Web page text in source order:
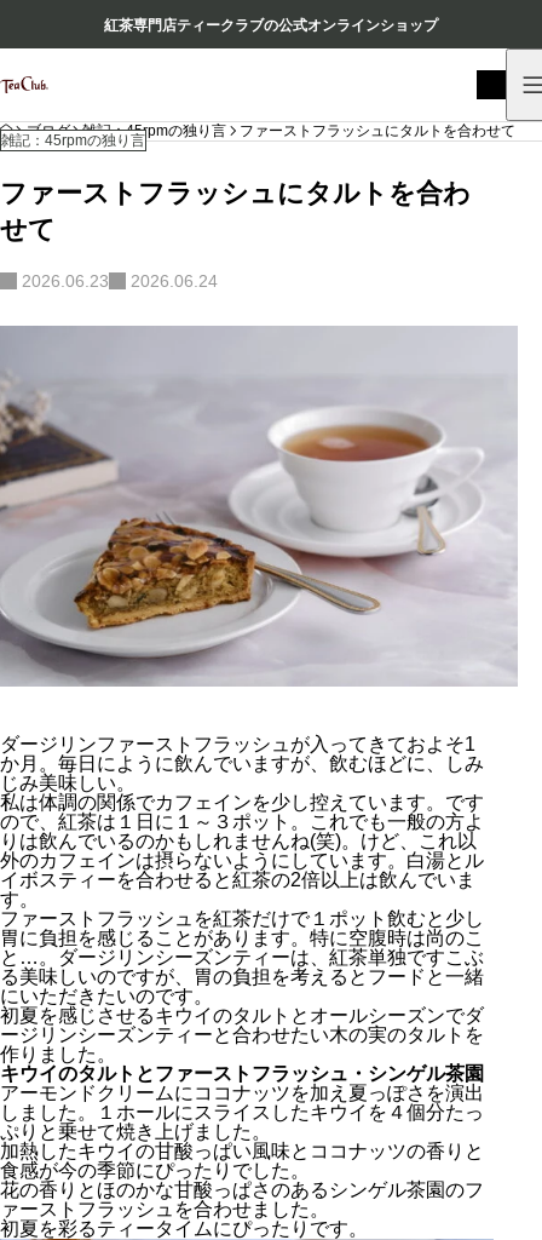
紅茶専門店ティークラブの公式オンラインショップ
HOME
ブログ 雑記：45rpmの独り言 ファーストフラッシュにタルトを合わせて
雑記：45rpmの独り言
ファーストフラッシュにタルトを合わ
せて
2026.06.23 2026.06.24
ダージリンファーストフラッシュが入ってきておよそ1
か月。毎日にように飲んでいますが、飲むほどに、しみ
じみ美味しい。
私は体調の関係でカフェインを少し控えています。です
ので、紅茶は１日に１～３ポット。これでも一般の方よ
りは飲んでいるのかもしれませんね(笑)。けど、これ以
外のカフェインは摂らないようにしています。白湯とル
イボスティーを合わせると紅茶の2倍以上は飲んでいま
す。
ファーストフラッシュを紅茶だけで１ポット飲むと少し
胃に負担を感じることがあります。特に空腹時は尚のこ
と…。ダージリンシーズンティーは、紅茶単独ですこぶ
る美味しいのですが、胃の負担を考えるとフードと一緒
にいただきたいのです。
初夏を感じさせるキウイのタルトとオールシーズンでダ
ージリンシーズンティーと合わせたい木の実のタルトを
作りました。
キウイのタルトとファーストフラッシュ・シンゲル茶園
アーモンドクリームにココナッツを加え夏っぽさを演出
しました。１ホールにスライスしたキウイを４個分たっ
ぷりと乗せて焼き上げました。
加熱したキウイの甘酸っぱい風味とココナッツの香りと
食感が今の季節にぴったりでした。
花の香りとほのかな甘酸っぱさのあるシンゲル茶園のフ
ァーストフラッシュを合わせました。
初夏を彩るティータイムにぴったりです。